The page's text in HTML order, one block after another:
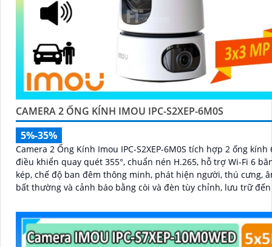
CAMERA 2 ỐNG KÍNH IMOU IPC-S2XEP-6M0S
5%-35%
Camera 2 Ống Kính Imou IPC-S2XEP-6M0S tích hợp 2 ống kính
điều khiển quay quét 355°, chuẩn nén H.265, hỗ trợ Wi-Fi 6
kép, chế độ ban đêm thông minh, phát hiện người, thú cưng,
bất thường và cảnh báo bằng còi và đèn tùy chỉnh, lưu trữ đến